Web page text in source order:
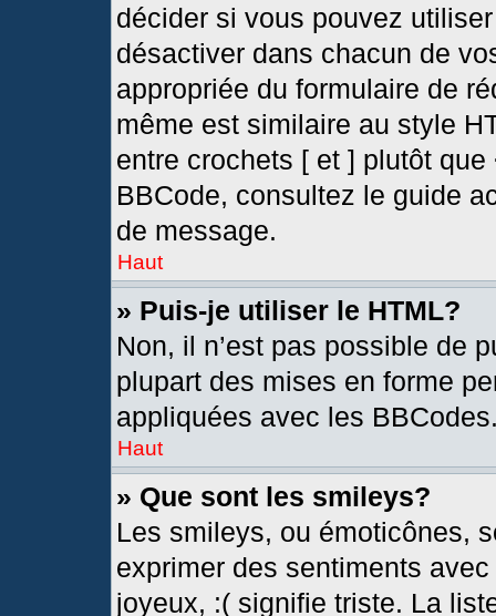
décider si vous pouvez
désactiver dans chacun de
appropriée du formulaire de
même est similaire au style
entre crochets [ et ] plutôt
BBCode, consultez le guide
de message.
Haut
» Puis-je utiliser le HTML?
Non, il n’est pas possible de
plupart des mises en forme
appliquées avec les
Haut
» Que sont les smileys?
Les smileys, ou émoticônes,
exprimer des sentiments
joyeux, :( signifie triste. La